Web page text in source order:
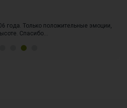
года. Только положительные эмоции,
Спасибо...